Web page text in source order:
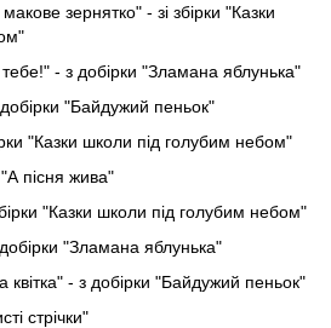
макове зернятко" - зі збірки "Казки
- з добірки "Зламана яблунька"
"Байдужий пеньок"
"Казки школи під голубим небом"
"А пісня жива"
"Казки школи під голубим небом"
добірки "Зламана яблунька"
квітка" - з добірки "Байдужий пеньок"
стрічки"